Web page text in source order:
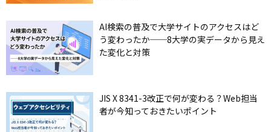
AI検索の普及で大学サイトのアクセスはど
う変わったか──8大学の実データから見え
た変化と対策
JIS X 8341-3改正で何が変わる？Web担当
者が今知っておきたいポイント